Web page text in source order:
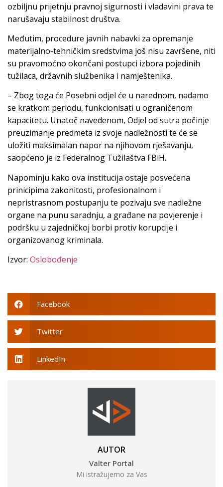
ozbiljnu prijetnju pravnoj sigurnosti i vladavini prava te
narušavaju stabilnost društva.
Međutim, procedure javnih nabavki za opremanje
materijalno-tehničkim sredstvima još nisu završene, niti
su pravomoćno okončani postupci izbora pojedinih
tužilaca, državnih službenika i namještenika.
– Zbog toga će Posebni odjel će u narednom, nadamo
se kratkom periodu, funkcionisati u ograničenom
kapacitetu. Unatoč navedenom, Odjel od sutra počinje
preuzimanje predmeta iz svoje nadležnosti te će se
uložiti maksimalan napor na njihovom rješavanju,
saopćeno je iz Federalnog Tužilaštva FBiH.
Napominju kako ova institucija ostaje posvećena
prinicipima zakonitosti, profesionalnom i
nepristrasnom postupanju te pozivaju sve nadležne
organe na punu saradnju, a građane na povjerenje i
podršku u zajedničkoj borbi protiv korupcije i
organizovanog kriminala.
Izvor: Oslobođenje
Facebook
Twitter
LinkedIn
AUTOR
Valter Portal
Mi istražujemo za Vas